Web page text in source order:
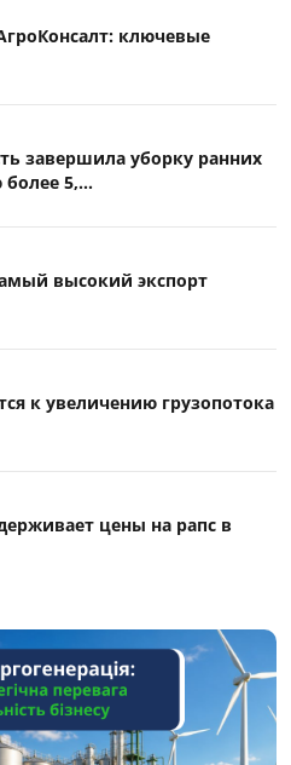
ключевые
завершила уборку ранних
5,...
высокий экспорт
к увеличению грузопотока
цены на рапс в